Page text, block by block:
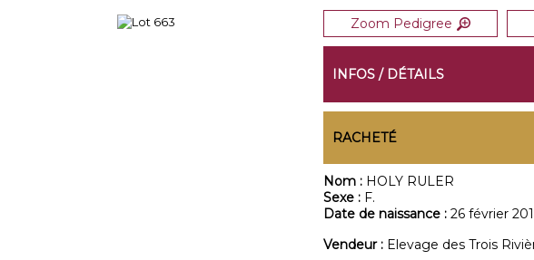
Zoom Pedigree
INFOS / DÉTAILS
RACHETÉ
Nom : HOLY RULER
Sexe : F.
Date de naissance : 26 février
Vendeur : Elevage des Trois